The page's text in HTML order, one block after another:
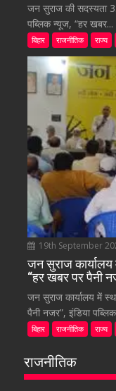
जन सुराज की सदस्यता
पब्लिक न्यूज, “हर खबर...
बिहार राजनीतिक राज्य
19th September
जन सुराज
“हर खबर पर पैनी
जन सुराज कार्यालय में
पैनी नजर”, इंडिया
बिहार राजनीतिक राज्य
राजनीतिक